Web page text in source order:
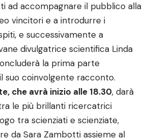
ad accompagnare il pubblico alla
vincitori e a introdurre i
e successivamente a
divulgatrice scientifica Linda
la prima parte
suo coinvolgente racconto.
che avrà inizio alle 18.30, darà
le più brillanti ricercatrici
tra scienziati e scienziate,
da Sara Zambotti assieme al